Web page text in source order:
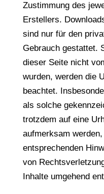
Zustimmung des
Erstellers.
sind nur für den
Gebrauch gestattet.
dieser Seite nicht
wurden, werden die
beachtet.
als solche
trotzdem auf eine
aufmerksam
entsprechenden
von
Inhalte umgehend